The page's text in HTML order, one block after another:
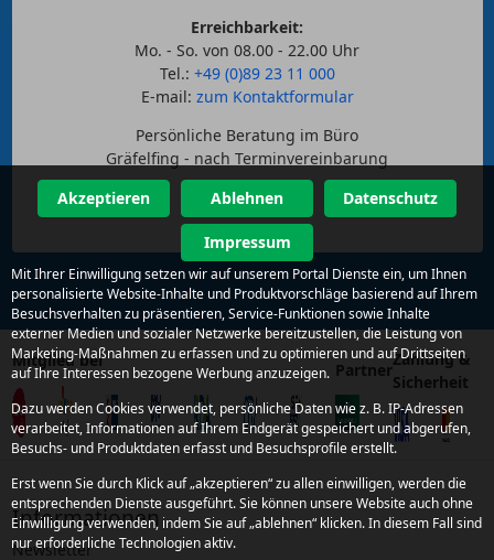
Erreichbarkeit:
Mo. - So. von 08.00 - 22.00 Uhr
Tel.: +49 (0)89 23 11 000
E-mail: zum Kontaktformular
Persönliche Beratung im Büro
Gräfelfing - nach Terminvereinbarung
Mitglied bei Partner
Zahlung &
Sicherheit
Informationen
Newsletter
Akzeptieren Ablehnen Datenschutz
Impressum
Mit Ihrer Einwilligung setzen wir auf unserem Portal Dienste ein, um Ihnen
personalisierte Website-Inhalte und Produktvorschläge basierend auf Ihrem
Besuchsverhalten zu präsentieren, Service-Funktionen sowie Inhalte
externer Medien und sozialer Netzwerke bereitzustellen, die Leistung von
Marketing-Maßnahmen zu erfassen und zu optimieren und auf Drittseiten
auf Ihre Interessen bezogene Werbung anzuzeigen.
Dazu werden Cookies verwendet, persönliche Daten wie z. B. IP-Adressen
verarbeitet, Informationen auf Ihrem Endgerät gespeichert und abgerufen,
Besuchs- und Produktdaten erfasst und Besuchsprofile erstellt.
Erst wenn Sie durch Klick auf „akzeptieren“ zu allen einwilligen, werden die
entsprechenden Dienste ausgeführt. Sie können unsere Website auch ohne
Einwilligung verwenden, indem Sie auf „ablehnen“ klicken. In diesem Fall sind
nur erforderliche Technologien aktiv.